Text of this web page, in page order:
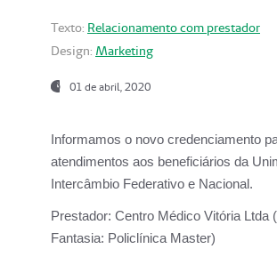
Texto: Relacionamento com prestador
Design: Marketing
01 de abril, 2020
Informamos o novo credenciamento
atendimentos aos beneficiários da
Intercâmbio Federativo e Nacional.
Prestador: Centro Médico Vitória Ltda
Fantasia: Policlínica Master)